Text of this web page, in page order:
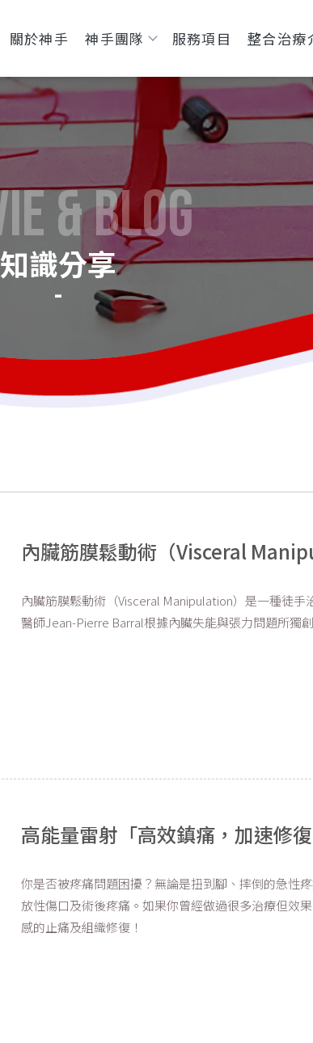
關於神手 神手團隊 服務項目 整合治療
知識分享
內臟筋膜鬆動術（Visceral
內臟筋膜鬆動術（Visceral Manipulation）是一種徒
醫師Jean-Pierre Barral根據內臟失能與張力問題所獨
高能量雷射「高效鎮痛，加速修復
你是否被疼痛問題困擾？無論是扭到腳、摔倒的急性
放性傷口及術後疼痛。如果你曾經做過很多治療但效
感的止痛及組織修復！